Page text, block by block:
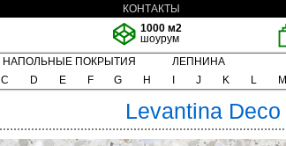
КОНТАКТЫ
1000 м2
шоурум
НАПОЛЬНЫЕ ПОКРЫТИЯ ЛЕПНИНА
C D E F G H J K L M
Levantina Deco